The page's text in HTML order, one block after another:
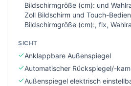
Bildschirmgröße (cm): und
Zoll Bildschirm und Touch-
Bildschirmgröße (cm):, fix,
SICHT
Anklappbare Außenspiegel
Automatischer Rückspiegel/-
Außenspiegel elektrisch